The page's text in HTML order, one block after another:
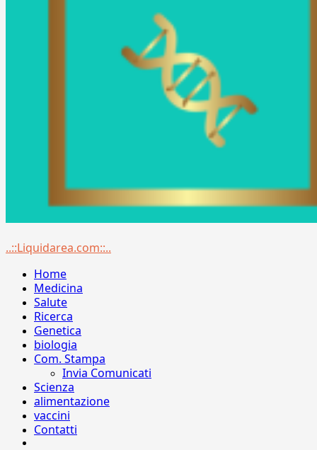
Menu
..::Liquidarea.com::..
Home
Medicina
Salute
Ricerca
Genetica
biologia
Com. Stampa
Invia Comunicati
Scienza
alimentazione
vaccini
Contatti